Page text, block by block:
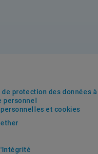
protection des données à
personnel
et cookies